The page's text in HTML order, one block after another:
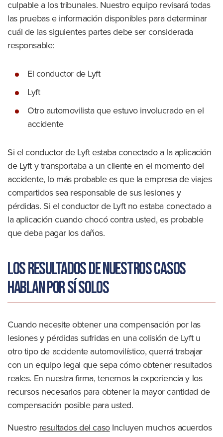
culpable a los tribunales. Nuestro equipo revisará todas
las pruebas e información disponibles para determinar
cuál de las siguientes partes debe ser considerada
responsable:
El conductor de Lyft
Lyft
Otro automovilista que estuvo involucrado en el
accidente
Si el conductor de Lyft estaba conectado a la aplicación
de Lyft y transportaba a un cliente en el momento del
accidente, lo más probable es que la empresa de viajes
compartidos sea responsable de sus lesiones y
pérdidas. Si el conductor de Lyft no estaba conectado a
la aplicación cuando chocó contra usted, es probable
que deba pagar los daños.
Los resultados de nuestros casos
hablan por sí solos
Cuando necesite obtener una compensación por las
lesiones y pérdidas sufridas en una colisión de Lyft u
otro tipo de accidente automovilístico, querrá trabajar
con un equipo legal que sepa cómo obtener resultados
reales. En nuestra firma, tenemos la experiencia y los
recursos necesarios para obtener la mayor cantidad de
compensación posible para usted.
Nuestro resultados del casoIncluyen muchos acuerdos